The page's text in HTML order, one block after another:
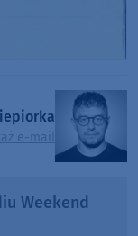
e-mail
Weekend